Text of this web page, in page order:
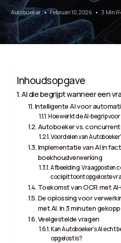
Autoboeker Februari 10, 2026 3 Min
Inhoudsopgave
AI die begrijpt wanneer een
Intelligente AI voor
Hoe werkt de AI-begrip
Autoboeker vs.
Voordelen van
Implementatie van AI in
boekhoudverwerking
Afbeelding: Vraagposten
cockpit toont opgeloste
Toekomst van OCR met
De oplossing voor
met AI. In 3 minuten
Veelgestelde vragen
Kan Autoboeker’s AI echt
opgelost is?